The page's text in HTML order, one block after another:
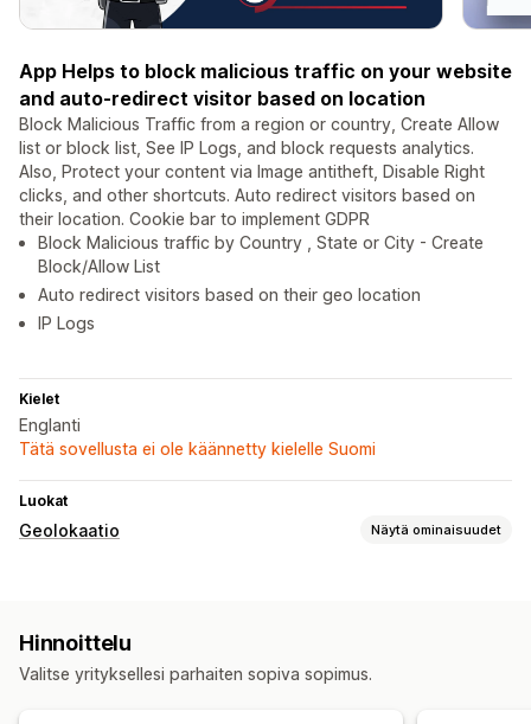
App Helps to block malicious traffic on your website
and auto-redirect visitor based on location
Block Malicious Traffic from a region or country, Create Allow
list or block list, See IP Logs, and block requests analytics.
Also, Protect your content via Image antitheft, Disable Right
clicks, and other shortcuts. Auto redirect visitors based on
their location. Cookie bar to implement GDPR
Block Malicious traffic by Country , State or City - Create
Block/Allow List
Auto redirect visitors based on their geo location
IP Logs
Kielet
Englanti
Tätä sovellusta ei ole käännetty kielelle Suomi
Luokat
Geolokaatio Näytä ominaisuudet
Valkoinen lista
Hinnoittelu
Valitse yrityksellesi parhaiten sopiva sopimus.